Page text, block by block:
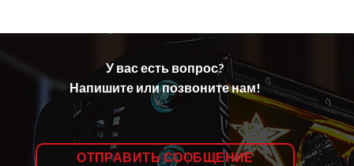
У вас есть вопрос?
Напишите или позвоните нам!
ОТПРАВИТЬ СООБЩЕНИЕ